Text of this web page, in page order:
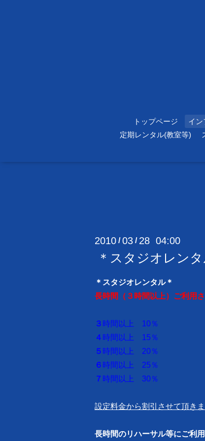
トップページ イン
定期レンタル(教室等)
2010 /03 / 28 04:00
＊スタジオレン
＊スタジオレンタル＊
長時間（３時間以上）ご利用
３ 時間以上 10％
４ 時間以上 15％
５ 時間以上 20％
６ 時間以上 25％
７ 時間以上 30％
設定料金から割引させて頂きま
長時間のリハーサル等にご利